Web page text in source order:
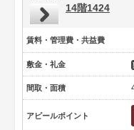
14階1424
賃料・管理費・共益費
敷金・礼金
間取・面積
アピールポイント